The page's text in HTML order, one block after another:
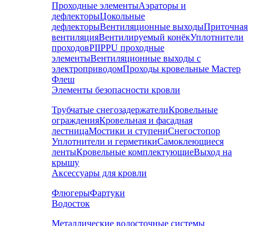
Проходные элементыАэраторы и
дефлекторыЦокольные
дефлекторыВентиляционные выходыПриточная
вентиляцияВентилируемый конёкУплотнители
проходовPIIPPU проходные
элементыВентиляционные выходы с
электроприводомПроходы кровельные Мастер
Флеш
Элементы безопасности кровли
Трубчатые снегозадержателиКровельные
огражденияКровельная и фасадная
лестницаМостики и ступениСнегостопор
Уплотнители и герметикиСамоклеющиеся
лентыКровельные комплектующиеВыход на
крышу
Аксессуары для кровли
ФлюгерыФартуки
Водосток
Металлические водосточные системы